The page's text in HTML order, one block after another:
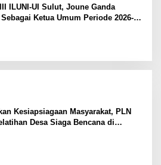
ILUNI-UI Sulut, Joune Ganda
Ketua Umum Periode 2026-
Kesiapsiagaan Masyarakat, PLN
Desa Siaga Bencana di